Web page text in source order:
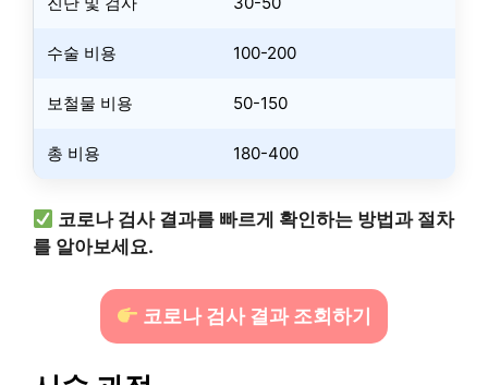
수술 비용 100-200
보철물 비용 50-150
총 비용 180-400
코로나 검사 결과를 빠르게 확인하는 방법과 절차
를 알아보세요.
코로나 검사 결과 조회하기